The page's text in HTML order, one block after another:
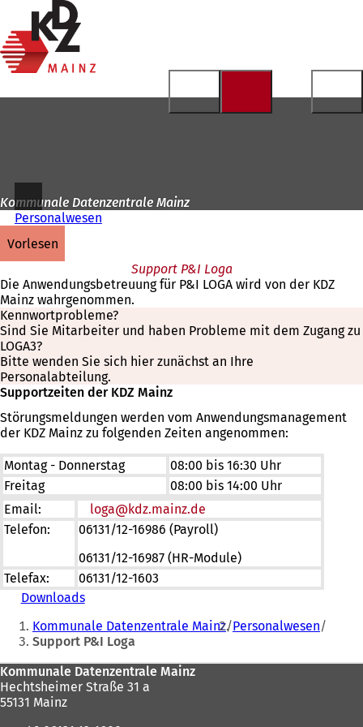
Inhalt anspringen
Startseite
Kommunale Datenzentrale Mainz
Personalwesen
vorlesen
Support P&I Loga
Die Anwendungsbetreuung für P&I LOGA wird von der KDZ
Mainz wahrgenommen.
Kennwortprobleme?
Sind Sie Mitarbeiter und haben Probleme mit dem Zugang zu
LOGA3?
Bitte wenden Sie sich hier zunächst an Ihre
Personalabteilung.
Supportzeiten der KDZ Mainz
Störungsmeldungen werden vom Anwendungsmanagement
der KDZ Mainz zu folgenden Zeiten angenommen:
Montag - Donnerstag
08:00 bis 16:30 Uhr
Freitag
08:00 bis 14:00 Uhr
Email:
loga kdz.mainz de
Telefon:
06131/12-16986 (Payroll)
06131/12-16987 (HR-Module)
Telefax:
06131/12-1603
Downloads
Sie
befinden
sich
hier:
Kommunale Datenzentrale Mainz Personalwesen
Support P&I Loga
Fußbereich
Kommunale Datenzentrale Mainz
Hechtsheimer Straße 31 a
55131 Mainz